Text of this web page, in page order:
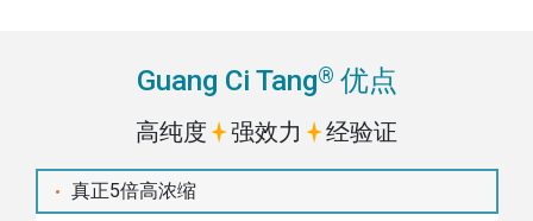
Guang Ci Tang® 优点
高纯度 强效力 经验证
真正5倍高浓缩